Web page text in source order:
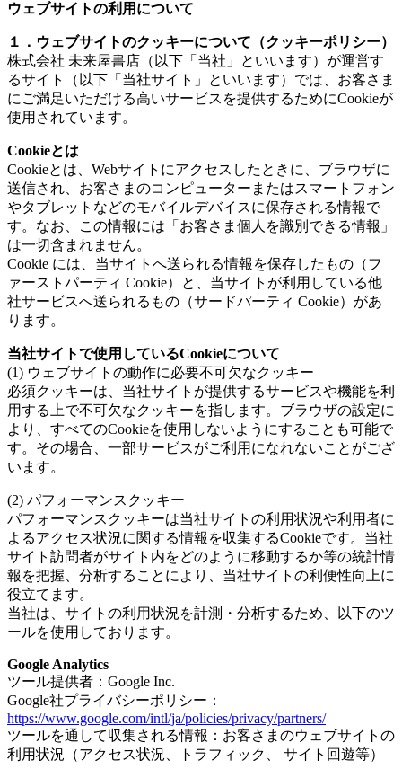
ウェブサイトの利用について
１．ウェブサイトのクッキーについて（クッキーポリシー）
株式会社 未来屋書店（以下「当社」といいます）が運営す
るサイト（以下「当社サイト」といいます）では、お客さま
にご満足いただける高いサービスを提供するためにCookieが
使用されています。
Cookieとは
Cookieとは、Webサイトにアクセスしたときに、ブラウザに
送信され、お客さまのコンピューターまたはスマートフォン
やタブレットなどのモバイルデバイスに保存される情報で
す。なお、この情報には「お客さま個人を識別できる情報」
は一切含まれません。
Cookie には、当サイトへ送られる情報を保存したもの（フ
ァーストパーティ Cookie）と、当サイトが利用している他
社サービスへ送られるもの（サードパーティ Cookie）があ
ります。
当社サイトで使用しているCookieについて
(1) ウェブサイトの動作に必要不可欠なクッキー
必須クッキーは、当社サイトが提供するサービスや機能を利
用する上で不可欠なクッキーを指します。ブラウザの設定に
より、すべてのCookieを使用しないようにすることも可能で
す。その場合、一部サービスがご利用になれないことがござ
います。
(2) パフォーマンスクッキー
パフォーマンスクッキーは当社サイトの利用状況や利用者に
よるアクセス状況に関する情報を収集するCookieです。当社
サイト訪問者がサイト内をどのように移動するか等の統計情
報を把握、分析することにより、当社サイトの利便性向上に
役立てます。
当社は、サイトの利用状況を計測・分析するため、以下のツ
ールを使用しております。
Google Analytics
ツール提供者：Google Inc.
Google社プライバシーポリシー：
https://www.google.com/intl/ja/policies/privacy/partners/
ツールを通して収集される情報：お客さまのウェブサイトの
利用状況（アクセス状況、トラフィック、 サイト回遊等）